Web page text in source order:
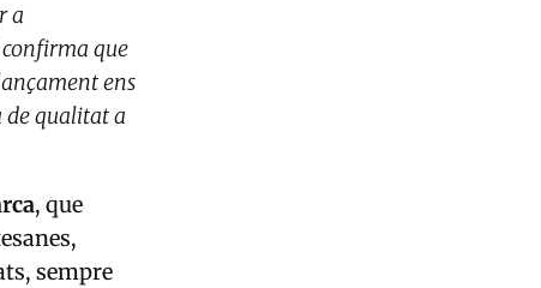
a
que
ens
de qualitat a
, que
sempre